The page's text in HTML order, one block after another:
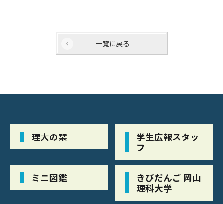
一覧に戻る
理大の栞
学生広報スタッ
フ
ミニ図鑑
きびだんご 岡山
理科大学